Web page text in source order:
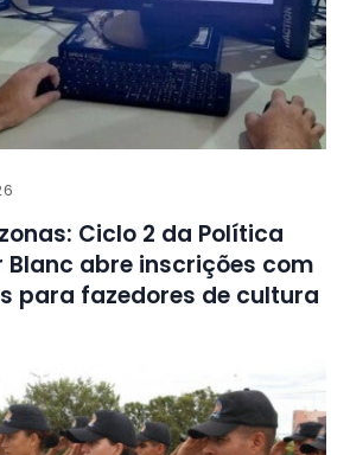
Ciclo 2 da Política
Blanc abre inscrições com
para fazedores de cultura